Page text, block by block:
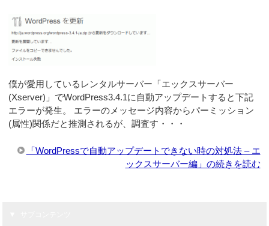
僕が愛用しているレンタルサーバー「エックスサーバー
(Xserver)」でWordPress3.4.1に自動アップデートすると下記
エラーが発生。 エラーのメッセージ内容からパーミッション
(属性)関係だと推測されるが、調査す・・・
「WordPressで自動アップデートできない時の対処法 – エ
ックスサーバー編」の続きを読む